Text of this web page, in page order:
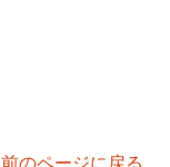
前のページに戻る